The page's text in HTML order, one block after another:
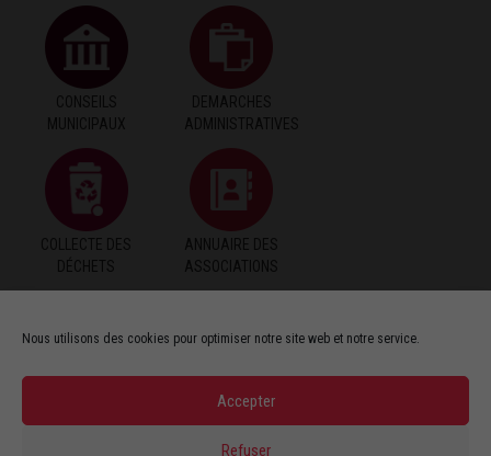
Nous utilisons des cookies pour optimiser notre site web et notre service.
Accepter
Refuser
CONSEILS
MUNICIPAUX
DEMARCHES
ADMINISTRATIVES
COLLECTE DES
DÉCHETS
ANNUAIRE DES
ASSOCIATIONS